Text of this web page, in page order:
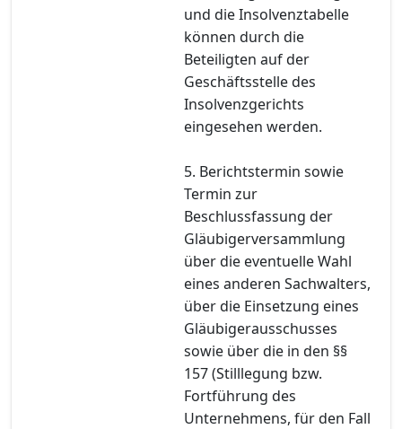
und die Insolvenztabelle
können durch die
Beteiligten auf der
Geschäftsstelle des
Insolvenzgerichts
eingesehen werden.
5. Berichtstermin sowie
Termin zur
Beschlussfassung der
Gläubigerversammlung
über die eventuelle Wahl
eines anderen Sachwalters,
über die Einsetzung eines
Gläubigerausschusses
sowie über die in den §§
157 (Stilllegung bzw.
Fortführung des
Unternehmens, für den Fall